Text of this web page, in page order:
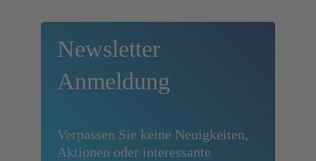
Newsletter
Anmeldung
Verpassen Sie keine Neuigkeiten,
Aktionen oder interessante